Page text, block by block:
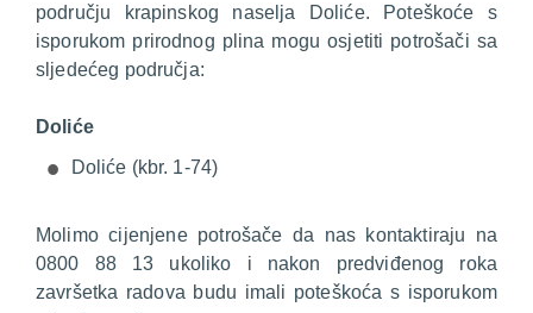
području krapinskog naselja Doliće. Poteškoće s
isporukom prirodnog plina mogu osjetiti potrošači sa
sljedećeg područja:
Doliće
Doliće (kbr. 1-74)
Molimo cijenjene potrošače da nas kontaktiraju na
0800 88 13 ukoliko i nakon predviđenog roka
završetka radova budu imali poteškoća s isporukom